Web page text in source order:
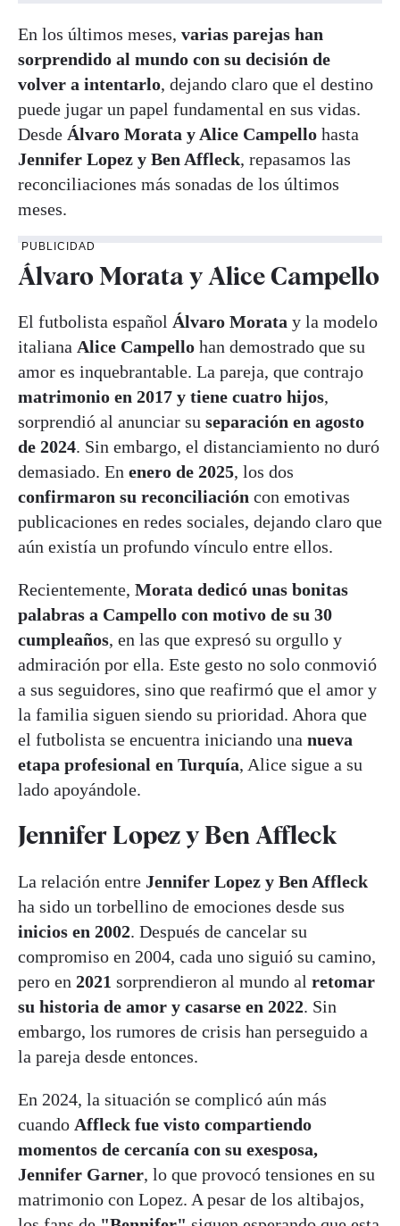
En los últimos meses, varias parejas han
sorprendido al mundo con su decisión de
volver a intentarlo, dejando claro que el destino
puede jugar un papel fundamental en sus vidas.
Desde Álvaro Morata y Alice Campello hasta
Jennifer Lopez y Ben Affleck, repasamos las
reconciliaciones más sonadas de los últimos
meses.
PUBLICIDAD
Álvaro Morata y Alice Campello
El futbolista español Álvaro Morata y la modelo
italiana Alice Campello han demostrado que su
amor es inquebrantable. La pareja, que contrajo
matrimonio en 2017 y tiene cuatro hijos,
sorprendió al anunciar su separación en agosto
de 2024. Sin embargo, el distanciamiento no duró
demasiado. En enero de 2025, los dos
confirmaron su reconciliación con emotivas
publicaciones en redes sociales, dejando claro que
aún existía un profundo vínculo entre ellos.
Recientemente, Morata dedicó unas bonitas
palabras a Campello con motivo de su 30
cumpleaños, en las que expresó su orgullo y
admiración por ella. Este gesto no solo conmovió
a sus seguidores, sino que reafirmó que el amor y
la familia siguen siendo su prioridad. Ahora que
el futbolista se encuentra iniciando una nueva
etapa profesional en Turquía, Alice sigue a su
lado apoyándole.
Jennifer Lopez y Ben Affleck
La relación entre Jennifer Lopez y Ben Affleck
ha sido un torbellino de emociones desde sus
inicios en 2002. Después de cancelar su
compromiso en 2004, cada uno siguió su camino,
pero en 2021 sorprendieron al mundo al retomar
su historia de amor y casarse en 2022. Sin
embargo, los rumores de crisis han perseguido a
la pareja desde entonces.
En 2024, la situación se complicó aún más
cuando Affleck fue visto compartiendo
momentos de cercanía con su exesposa,
Jennifer Garner, lo que provocó tensiones en su
matrimonio con Lopez. A pesar de los altibajos,